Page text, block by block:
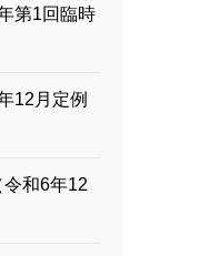
第1回臨時
12月定例
和6年12